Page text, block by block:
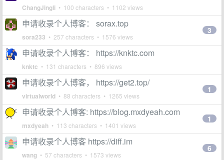
ChangJingli • 100 characters • 1102 views
申请收录个人博客： sorax.top
sora233 • 257 characters • 1576 views
3
申请收录个人博客： https://knktc.com
knktc • 131 characters • 896 views
申请收录个人博客， https://get2.top/
virtualworld • 88 characters • 1265 views
1
申请收录个人博客: https://blog.mxdyeah.com
mxdyeah • 113 characters • 1401 views
1
申请收录个人博客 https://diff.im
wang • 57 characters • 1573 views
6